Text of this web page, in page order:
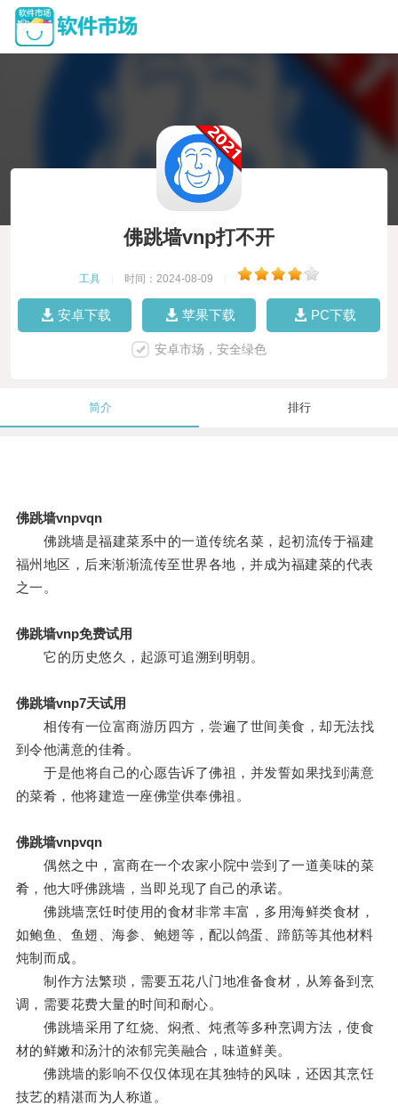
佛跳墙vnp打不开
工具 时间：2024-08-09
安卓下载 苹果下载 PC下载
安卓市场，安全绿色
简介 排行
佛跳墙vnpvqn
佛跳墙是福建菜系中的一道传统名菜，起初流传于福建
福州地区，后来渐渐流传至世界各地，并成为福建菜的代表
之一。
佛跳墙vnp免费试用
它的历史悠久，起源可追溯到明朝。
佛跳墙vnp7天试用
相传有一位富商游历四方，尝遍了世间美食，却无法找
到令他满意的佳肴。
于是他将自己的心愿告诉了佛祖，并发誓如果找到满意
的菜肴，他将建造一座佛堂供奉佛祖。
佛跳墙vnpvqn
偶然之中，富商在一个农家小院中尝到了一道美味的菜
肴，他大呼佛跳墙，当即兑现了自己的承诺。
佛跳墙烹饪时使用的食材非常丰富，多用海鲜类食材，
如鲍鱼、鱼翅、海参、鲍翅等，配以鸽蛋、蹄筋等其他材料
炖制而成。
制作方法繁琐，需要五花八门地准备食材，从筹备到烹
调，需要花费大量的时间和耐心。
佛跳墙采用了红烧、焖煮、炖煮等多种烹调方法，使食
材的鲜嫩和汤汁的浓郁完美融合，味道鲜美。
佛跳墙的影响不仅仅体现在其独特的风味，还因其烹饪
技艺的精湛而为人称道。